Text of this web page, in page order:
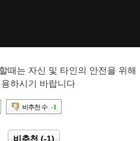
때는 자신 및 타인의 안전을 위해
하시기 바랍니다
비추천 수 -1
비추천 (-1)